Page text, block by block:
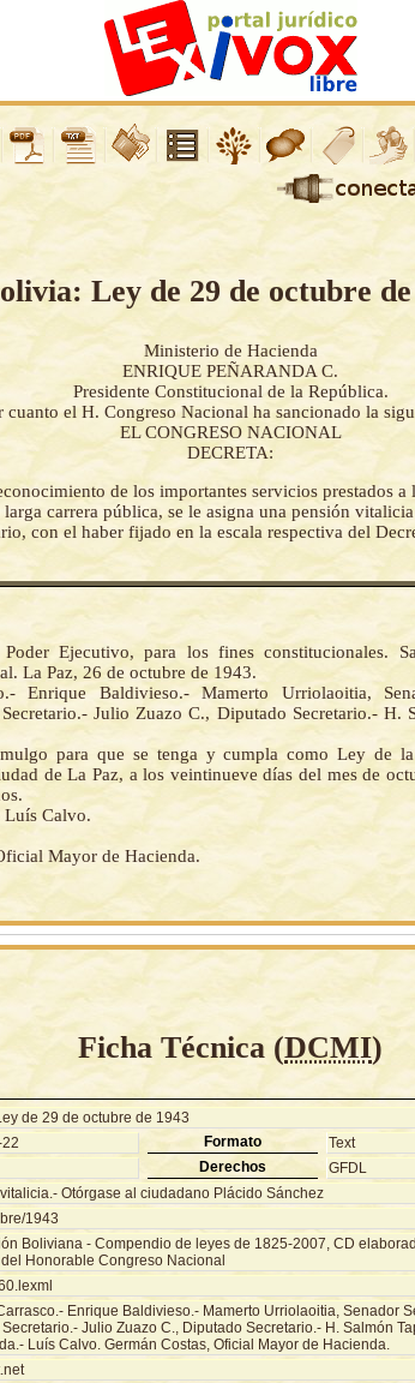
Ley de 29 de octubre de
Ministerio de Hacienda
ENRIQUE PEÑARANDA C.
Presidente Constitucional de la República.
cuanto el H. Congreso Nacional ha sancionado la
EL CONGRESO NACIONAL
DECRETA:
de los importantes servicios prestados
larga carrera pública, se le asigna una pensión
con el haber fijado en la escala respectiva del
Poder Ejecutivo, para los fines constitucionales.
La Paz, 26 de octubre de 1943.
Enrique Baldivieso.- Mamerto Urriolaoitia,
Secretario.- Julio Zuazo C., Diputado Secretario.- H.
para que se tenga y cumpla como Ley de
de La Paz, a los veintinueve días del mes de
Luís Calvo.
Mayor de Hacienda.
Ficha Técnica (DCMI)
de 29 de octubre de 1943
Formato Text
Derechos GFDL
Otórgase al ciudadano Plácido Sánchez
1943
Boliviana - Compendio de leyes de 1825-2007, CD
Honorable Congreso Nacional
Enrique Baldivieso.- Mamerto Urriolaoitia, Senador
Julio Zuazo C., Diputado Secretario.- H. Salmón
Luís Calvo. Germán Costas, Oficial Mayor de Hacienda.